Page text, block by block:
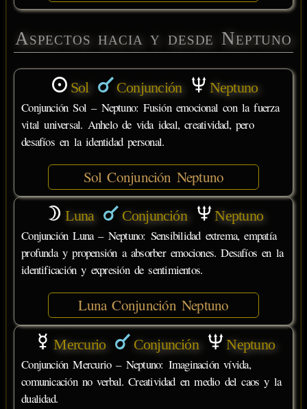
Aspectos hacia y desde Neptuno
Sol Conjunción Neptuno
Conjunción Sol – Neptuno: Fusión emocional con la fuerza
vital universal. Anhelo de vida ideal, creatividad, pero
desafíos en la identidad personal.
Sol Conjunción Neptuno
Luna Conjunción Neptuno
Conjunción Luna – Neptuno: Sensibilidad extrema, empatía
profunda y propensión a absorber emociones. Desafíos en la
identificación y expresión de sentimientos.
Luna Conjunción Neptuno
Mercurio Conjunción Neptuno
Conjunción Mercurio – Neptuno: Imaginación vívida,
comunicación no verbal. Creatividad en medio del caos y la
dualidad.